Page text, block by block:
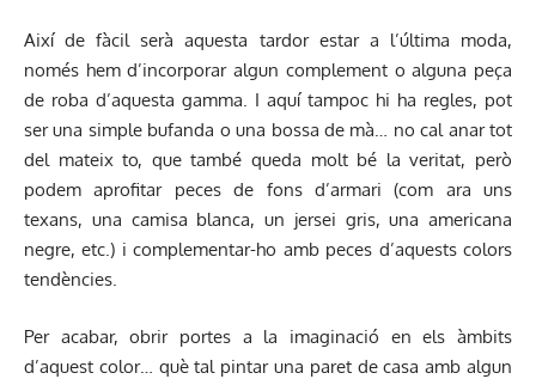
Així de fàcil serà aquesta tardor estar a l’última moda,
només hem d’incorporar algun complement o alguna peça
de roba d’aquesta gamma. I aquí tampoc hi ha regles, pot
ser una simple bufanda o una bossa de mà… no cal anar tot
del mateix to, que també queda molt bé la veritat, però
podem aprofitar peces de fons d’armari (com ara uns
texans, una camisa blanca, un jersei gris, una americana
negre, etc.) i complementar-ho amb peces d’aquests colors
tendències.
Per acabar, obrir portes a la imaginació en els àmbits
d’aquest color… què tal pintar una paret de casa amb algun